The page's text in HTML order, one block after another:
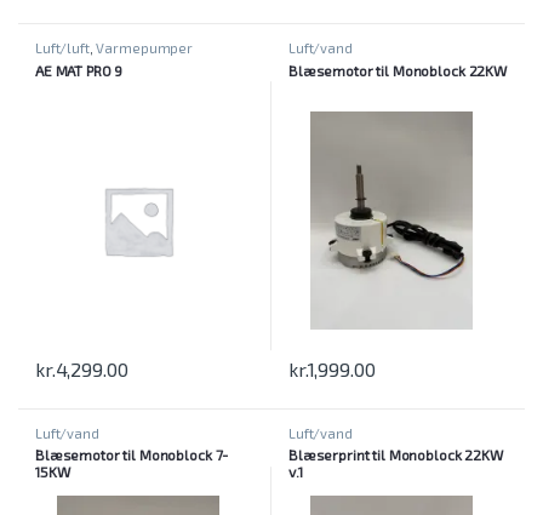
Luft/luft,Varmepumper
AE MAT PRO 9
kr.4,299.00
Luft/vand
Blæsemotor til Monoblock 22KW
kr.1,999.00
Luft/vand
Blæsemotor til Monoblock 7-
15KW
Luft/vand
Blæserprint til Monoblock 22KW
v.1